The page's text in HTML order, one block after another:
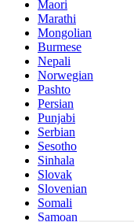
Maori
Marathi
Mongolian
Burmese
Nepali
Norwegian
Pashto
Persian
Punjabi
Serbian
Sesotho
Sinhala
Slovak
Slovenian
Somali
Samoan